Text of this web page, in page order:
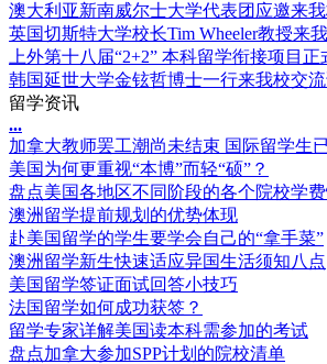
澳大利亚新南威尔士大学代表团应邀来
英国切斯特大学校长Tim Wheeler教授来
上外第十八届“2+2” 本科留学衔接项目正
韩国延世大学金铉哲博士一行来我校交
留学资讯
...
加拿大教师罢工潮尚未结束 国际留学生
美国为何更重视“本博”而轻“硕”？
盘点美国各地区不同阶段的各个院校学
澳洲留学提前规划的优势体现
赴美国留学的学生要学会自己的“拿手菜”
澳洲留学新生快速适应异国生活须知八点
美国留学签证面试回答小技巧
法国留学如何成功获签？
留学专家详解美国读本科需参加的考试
盘点加拿大参加SPP计划的院校清单